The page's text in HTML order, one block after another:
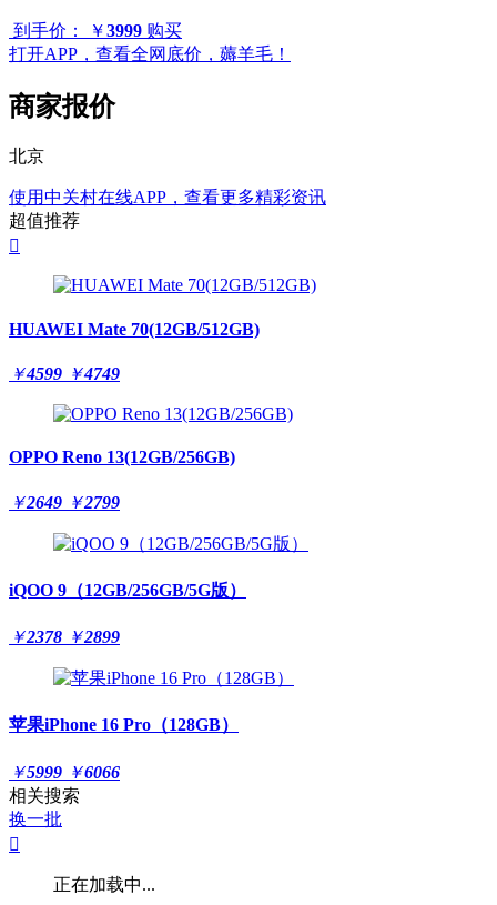
到手价： ￥3999 购买
打开APP，查看全网底价，薅羊毛！
商家报价
北京
使用中关村在线APP，查看更多精彩资讯
超值推荐

HUAWEI Mate 70(12GB/512GB)
￥4599 ￥4749
OPPO Reno 13(12GB/256GB)
￥2649 ￥2799
iQOO 9（12GB/256GB/5G版）
￥2378 ￥2899
苹果iPhone 16 Pro（128GB）
￥5999 ￥6066
相关搜索
换一批

正在加载中...